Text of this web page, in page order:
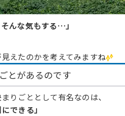
んな気もする…」
えたのかを考えてみますね
とがあるのです
りごととして有名なのは、
できる」